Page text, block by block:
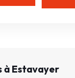
à Estavayer